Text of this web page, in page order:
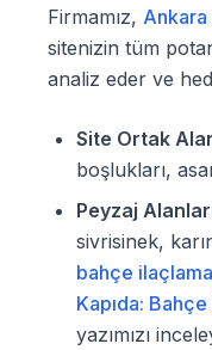
Firmamız,
sitenizin tüm
analiz eder ve
Site Ortak
boşlukları,
Peyzaj
sivrisinek,
bahçe
Kapıda: Bahçe
yazımızı